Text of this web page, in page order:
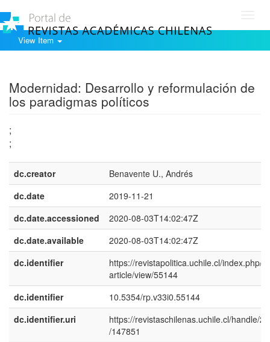
View Item
Modernidad: Desarrollo y reformulación de
los paradigmas políticos
;
;
dc.creator
Benavente U., Andrés
dc.date
2019-11-21
dc.date.accessioned
2020-08-03T14:02:47Z
dc.date.available
2020-08-03T14:02:47Z
dc.identifier
https://revistapolitica.uchile.cl/index.php/
article/view/55144
dc.identifier
10.5354/rp.v33i0.55144
dc.identifier.uri
https://revistaschilenas.uchile.cl/handle/
/147851